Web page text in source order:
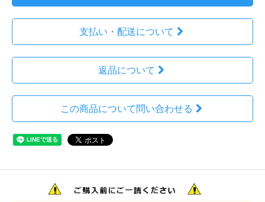
支払い・配送について
返品について
この商品について問い合わせる